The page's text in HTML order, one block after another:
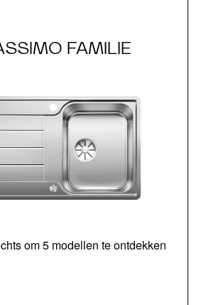
FAMILIE
om 5 modellen te ontdekken